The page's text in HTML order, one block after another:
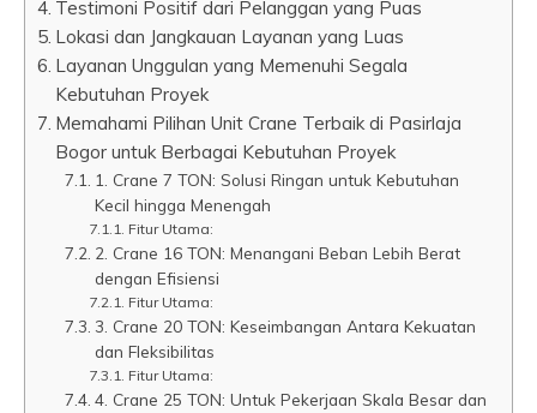
Testimoni Positif dari Pelanggan yang Puas
Lokasi dan Jangkauan Layanan yang Luas
Layanan Unggulan yang Memenuhi Segala
Kebutuhan Proyek
Memahami Pilihan Unit Crane Terbaik di Pasirlaja
Bogor untuk Berbagai Kebutuhan Proyek
1. Crane 7 TON: Solusi Ringan untuk Kebutuhan
Kecil hingga Menengah
Fitur Utama:
2. Crane 16 TON: Menangani Beban Lebih Berat
dengan Efisiensi
Fitur Utama:
3. Crane 20 TON: Keseimbangan Antara Kekuatan
dan Fleksibilitas
Fitur Utama:
4. Crane 25 TON: Untuk Pekerjaan Skala Besar dan